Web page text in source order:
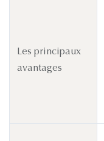
Les principaux
avantages